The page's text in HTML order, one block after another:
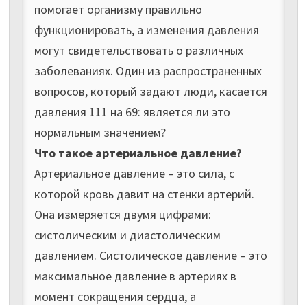
помогает организму правильно
функционировать, а изменения давления
могут свидетельствовать о различных
заболеваниях. Один из распространенных
вопросов, который задают люди, касается
давления 111 на 69: является ли это
нормальным значением?
Что такое артериальное давление?
Артериальное давление – это сила, с
которой кровь давит на стенки артерий.
Она измеряется двумя цифрами:
систолическим и диастолическим
давлением. Систолическое давление – это
максимальное давление в артериях в
момент сокращения сердца, а